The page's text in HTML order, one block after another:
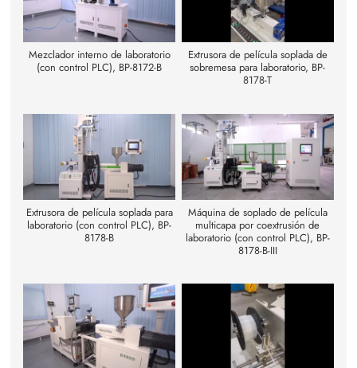
Mezclador interno de laboratorio
(con control PLC), BP-8172-B
Extrusora de película soplada de
sobremesa para laboratorio, BP-
8178-T
Extrusora de película soplada para
laboratorio (con control PLC), BP-
8178-B
Máquina de soplado de película
multicapa por coextrusión de
laboratorio (con control PLC), BP-
8178-B-III